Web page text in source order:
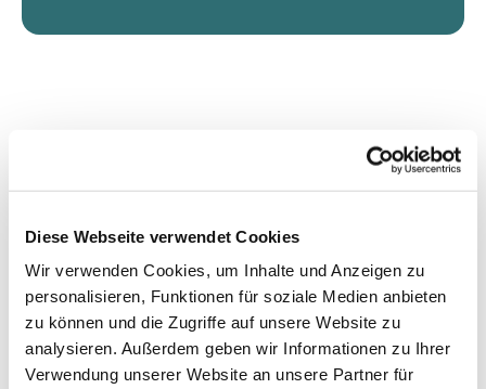
Diese Webseite verwendet Cookies
Wir verwenden Cookies, um Inhalte und Anzeigen zu
personalisieren, Funktionen für soziale Medien anbieten
zu können und die Zugriffe auf unsere Website zu
analysieren. Außerdem geben wir Informationen zu Ihrer
Verwendung unserer Website an unsere Partner für